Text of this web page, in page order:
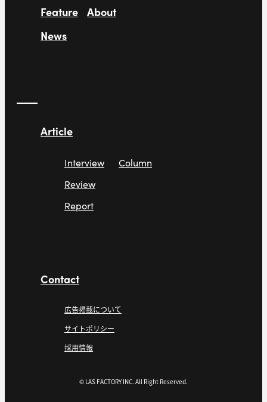
Feature
News
About
Article
Interview
Review
Report
Column
Contact
広告掲載について
サイトポリシー
採用情報
© LAS FACTORY INC. All Right Reserved.